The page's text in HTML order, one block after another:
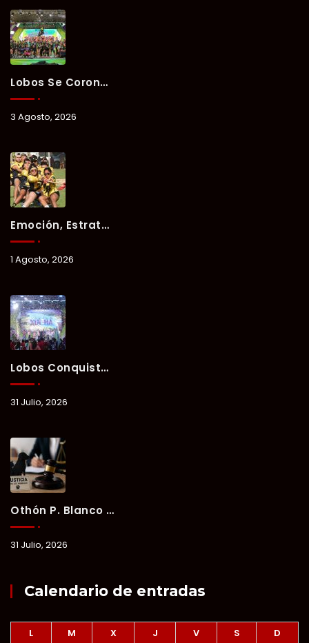
Lobos Se Corona Campeón Del Verano Xul-Há 2026 Tras Tres Días De Intensa Competencia.
3 Agosto, 2026
Emoción, Estrategia Y Trabajo En Equipo Marcan El Segundo Día Del Verano Xul-Há 2026.
1 Agosto, 2026
Lobos Conquista La Primera Competencia Del Verano Xul-Há 2026 En Una Noche Llena De Talento Y Energía.
31 Julio, 2026
Othón P. Blanco Refrenda Su Compromiso Contra El Maltrato Animal: Vinculan A Proceso A Presunto Responsable Tras Denuncia Del Ayuntamiento.
31 Julio, 2026
Calendario de entradas
L M X J V S D